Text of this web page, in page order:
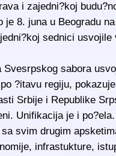
i zajedni?koj
je 8. juna u Beogradu
sednici
Svesrpskog sabora
?itavu regiju,
Srbije i Republike
Unifikacija je i
svim drugim
infrastukture,